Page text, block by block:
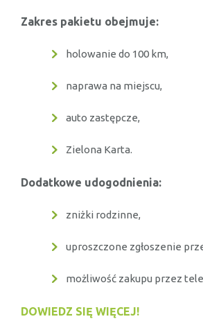
Zakres pakietu obejmuje:
holowanie do 100 km,
naprawa na miejscu,
auto zastępcze,
Zielona Karta.
Dodatkowe udogodnienia:
zniżki rodzinne,
uproszczone zgłoszenie
możliwość zakupu przez
DOWIEDZ SIĘ WIĘCEJ!